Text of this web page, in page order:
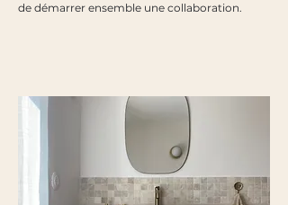
de démarrer ensemble une collaboration.